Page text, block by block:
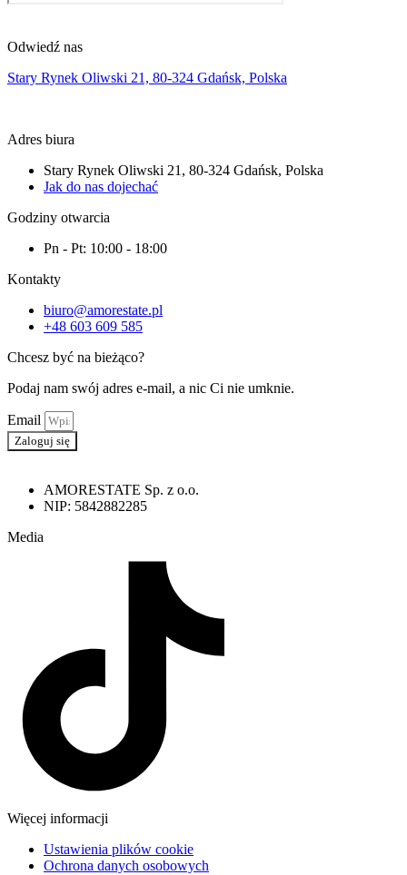
Odwiedź nas
Stary Rynek Oliwski 21, 80-324 Gdańsk, Polska
Adres biura
Stary Rynek Oliwski 21, 80-324 Gdańsk, Polska
Jak do nas dojechać
Godziny otwarcia
Pn - Pt: 10:00 - 18:00
Kontakty
biuro@amorestate.pl
+48 603 609 585
Chcesz być na bieżąco?
Podaj nam swój adres e-mail, a nic Ci nie umknie.
Email
Zaloguj się
AMORESTATE Sp. z o.o.
NIP: 5842882285
Media
Więcej informacji
Ustawienia plików cookie
Ochrona danych osobowych